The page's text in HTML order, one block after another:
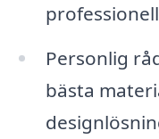
Personlig
bästa